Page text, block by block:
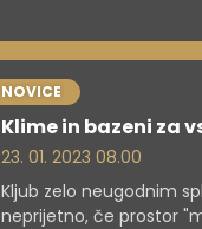
NOVICE
Klime in bazeni za
23. 01. 2023 08.00
Kljub zelo neugodnim
neprijetno, če prostor